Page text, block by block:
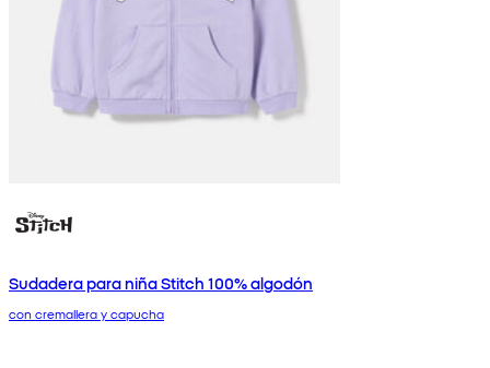
Sudadera para niña Stitch 100% algodón
con cremallera y capucha